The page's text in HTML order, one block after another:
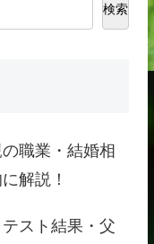
検索
職業・結婚相
解説！
スト結果・父